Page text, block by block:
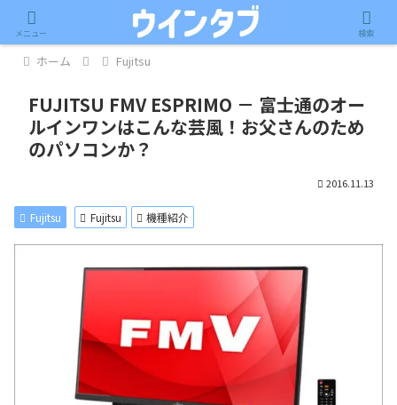
記事内に広告が含まれています。
ホーム Fujitsu
FUJITSU FMV ESPRIMO － 富士通のオー
ルインワンはこんな芸風！お父さんのため
のパソコンか？
2016.11.13
Fujitsu Fujitsu 機種紹介
メニュー 検索